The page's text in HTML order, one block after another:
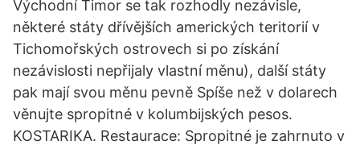
Východní Timor se tak rozhodly nezávisle,
některé státy dřívějších amerických teritorií v
Tichomořských ostrovech si po získání
nezávislosti nepřijaly vlastní měnu), další státy
pak mají svou měnu pevně Spíše než v dolarech
věnujte spropitné v kolumbijských pesos.
KOSTARIKA. Restaurace: Spropitné je zahrnuto v